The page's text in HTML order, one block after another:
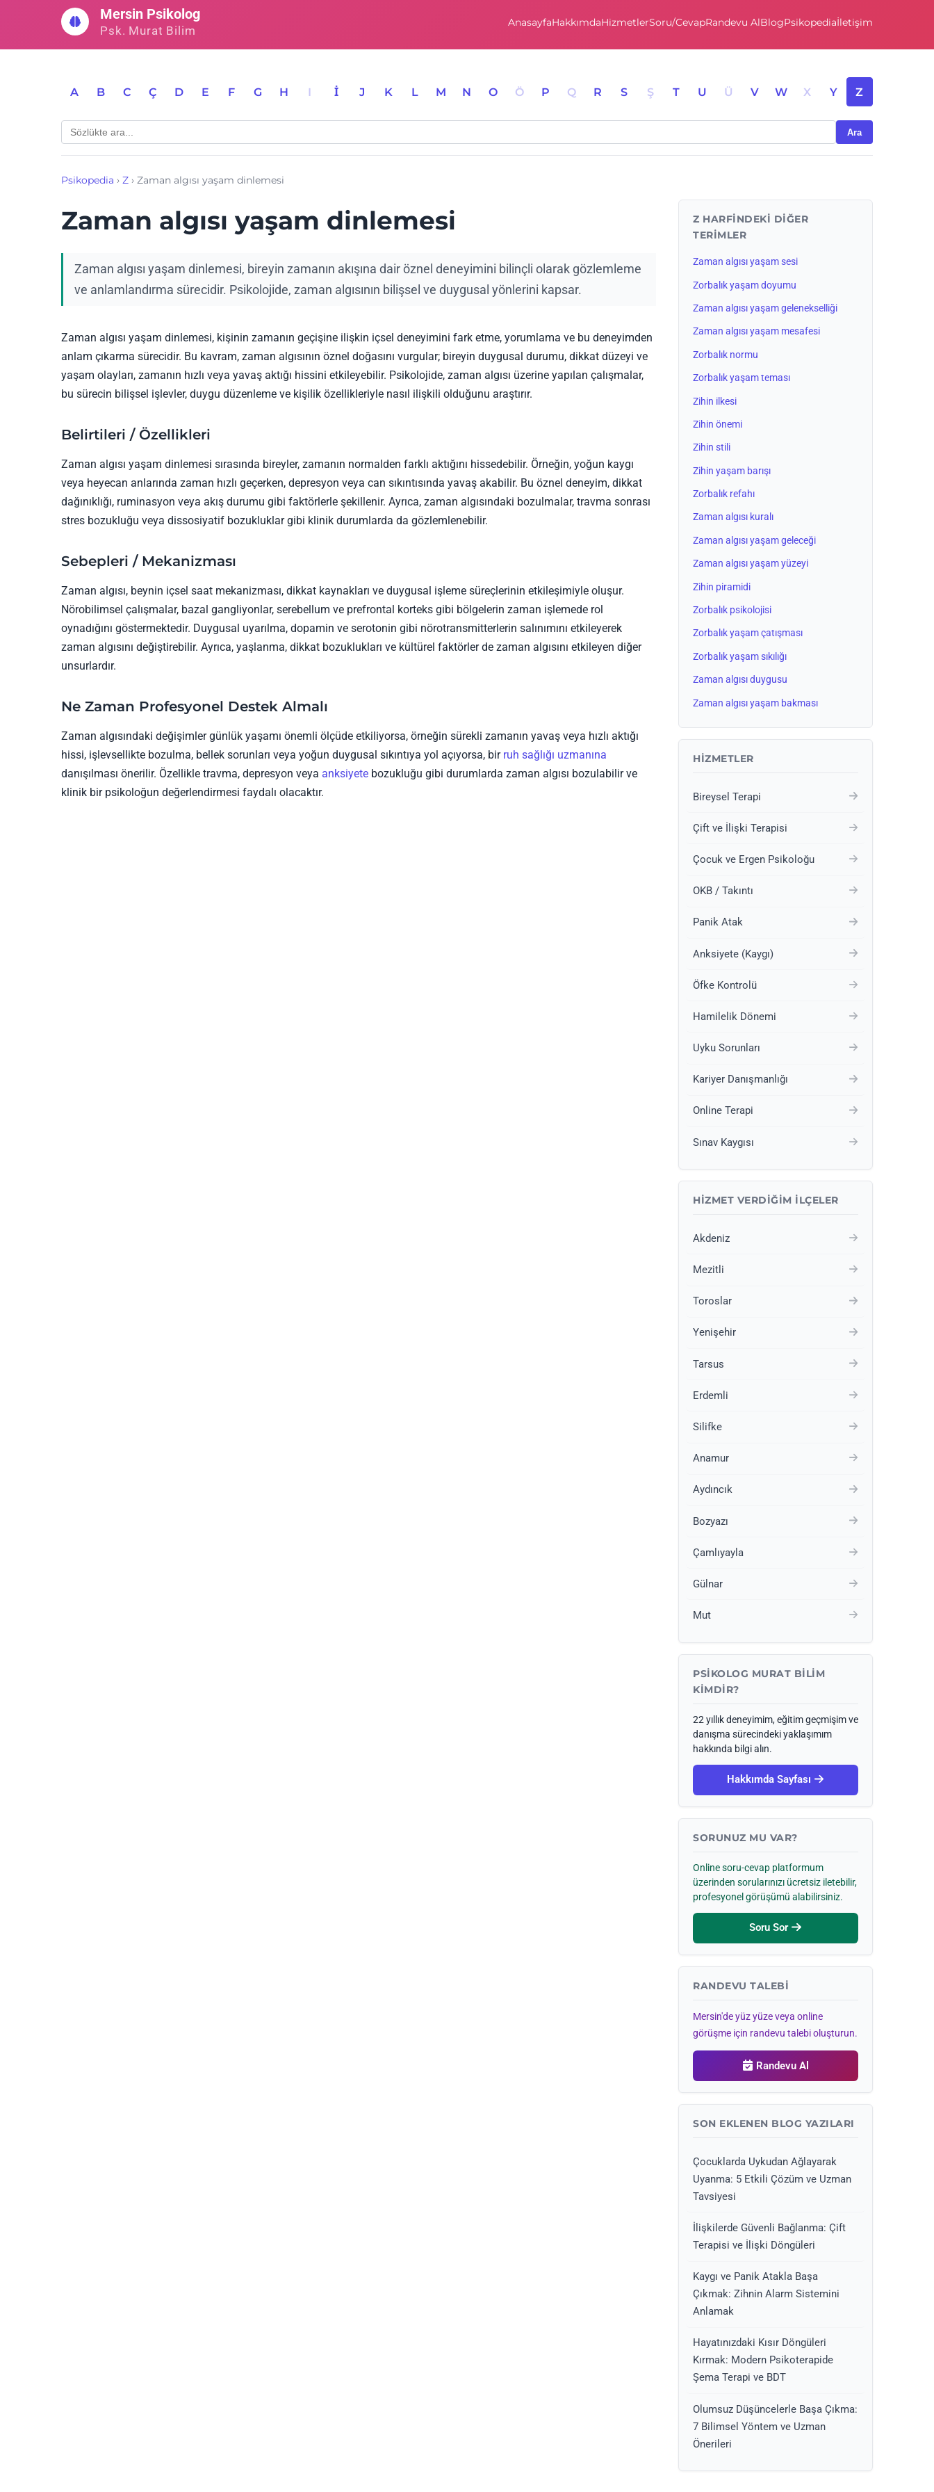
Mersin Psikolog
Psk. Murat Bilim
AnasayfaHakkımdaHizmetlerSoru/CevapRandevu AlBlogPsikopediaİletişim
A B C Ç D E F G H I İ J K L M N O Ö P Q R S Ş T U Ü V W X Y Z
Ara
Psikopedia › Z › Zaman algısı yaşam dinlemesi
Zaman algısı yaşam dinlemesi
Zaman algısı yaşam dinlemesi, bireyin zamanın akışına dair öznel deneyimini bilinçli olarak gözlemleme
ve anlamlandırma sürecidir. Psikolojide, zaman algısının bilişsel ve duygusal yönlerini kapsar.
Zaman algısı yaşam dinlemesi, kişinin zamanın geçişine ilişkin içsel deneyimini fark etme, yorumlama ve bu deneyimden
anlam çıkarma sürecidir. Bu kavram, zaman algısının öznel doğasını vurgular; bireyin duygusal durumu, dikkat düzeyi ve
yaşam olayları, zamanın hızlı veya yavaş aktığı hissini etkileyebilir. Psikolojide, zaman algısı üzerine yapılan çalışmalar,
bu sürecin bilişsel işlevler, duygu düzenleme ve kişilik özellikleriyle nasıl ilişkili olduğunu araştırır.
Belirtileri / Özellikleri
Zaman algısı yaşam dinlemesi sırasında bireyler, zamanın normalden farklı aktığını hissedebilir. Örneğin, yoğun kaygı
veya heyecan anlarında zaman hızlı geçerken, depresyon veya can sıkıntısında yavaş akabilir. Bu öznel deneyim, dikkat
dağınıklığı, ruminasyon veya akış durumu gibi faktörlerle şekillenir. Ayrıca, zaman algısındaki bozulmalar, travma sonrası
stres bozukluğu veya dissosiyatif bozukluklar gibi klinik durumlarda da gözlemlenebilir.
Sebepleri / Mekanizması
Zaman algısı, beynin içsel saat mekanizması, dikkat kaynakları ve duygusal işleme süreçlerinin etkileşimiyle oluşur.
Nörobilimsel çalışmalar, bazal gangliyonlar, serebellum ve prefrontal korteks gibi bölgelerin zaman işlemede rol
oynadığını göstermektedir. Duygusal uyarılma, dopamin ve serotonin gibi nörotransmitterlerin salınımını etkileyerek
zaman algısını değiştirebilir. Ayrıca, yaşlanma, dikkat bozuklukları ve kültürel faktörler de zaman algısını etkileyen diğer
unsurlardır.
Ne Zaman Profesyonel Destek Almalı
Zaman algısındaki değişimler günlük yaşamı önemli ölçüde etkiliyorsa, örneğin sürekli zamanın yavaş veya hızlı aktığı
hissi, işlevsellikte bozulma, bellek sorunları veya yoğun duygusal sıkıntıya yol açıyorsa, bir ruh sağlığı uzmanına
danışılması önerilir. Özellikle travma, depresyon veya anksiyete bozukluğu gibi durumlarda zaman algısı bozulabilir ve
klinik bir psikoloğun değerlendirmesi faydalı olacaktır.
Z HARFINDEKI DIĞER
TERIMLER
Zaman algısı yaşam sesi
Zorbalık yaşam doyumu
Zaman algısı yaşam gelenekselliği
Zaman algısı yaşam mesafesi
Zorbalık normu
Zorbalık yaşam teması
Zihin ilkesi
Zihin önemi
Zihin stili
Zihin yaşam barışı
Zorbalık refahı
Zaman algısı kuralı
Zaman algısı yaşam geleceği
Zaman algısı yaşam yüzeyi
Zihin piramidi
Zorbalık psikolojisi
Zorbalık yaşam çatışması
Zorbalık yaşam sıkılığı
Zaman algısı duygusu
Zaman algısı yaşam bakması
HIZMETLER
Bireysel Terapi
Çift ve İlişki Terapisi
Çocuk ve Ergen Psikoloğu
OKB / Takıntı
Panik Atak
Anksiyete (Kaygı)
Öfke Kontrolü
Hamilelik Dönemi
Uyku Sorunları
Kariyer Danışmanlığı
Online Terapi
Sınav Kaygısı
HIZMET VERDIĞIM İLÇELER
Akdeniz
Mezitli
Toroslar
Yenişehir
Tarsus
Erdemli
Silifke
Anamur
Aydıncık
Bozyazı
Çamlıyayla
Gülnar
Mut
PSIKOLOG MURAT BILIM
KIMDIR?
22 yıllık deneyimim, eğitim geçmişim ve
danışma sürecindeki yaklaşımım
hakkında bilgi alın.
Hakkımda Sayfası
SORUNUZ MU VAR?
Online soru-cevap platformum
üzerinden sorularınızı ücretsiz iletebilir,
profesyonel görüşümü alabilirsiniz.
Soru Sor
RANDEVU TALEBI
Mersin'de yüz yüze veya online
görüşme için randevu talebi oluşturun.
Randevu Al
SON EKLENEN BLOG YAZILARI
Çocuklarda Uykudan Ağlayarak
Uyanma: 5 Etkili Çözüm ve Uzman
Tavsiyesi
İlişkilerde Güvenli Bağlanma: Çift
Terapisi ve İlişki Döngüleri
Kaygı ve Panik Atakla Başa
Çıkmak: Zihnin Alarm Sistemini
Anlamak
Hayatınızdaki Kısır Döngüleri
Kırmak: Modern Psikoterapide
Şema Terapi ve BDT
Olumsuz Düşüncelerle Başa Çıkma:
7 Bilimsel Yöntem ve Uzman
Önerileri